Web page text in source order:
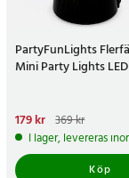
PartyFunLights
Mini Party Lights LED
Nuvarande pris
pris:369 kr
179 kr 369 kr
I lager, levereras
Köp